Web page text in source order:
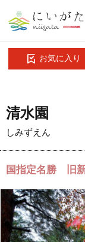
お気に入り
清水園
しみずえん
国指定名勝 旧